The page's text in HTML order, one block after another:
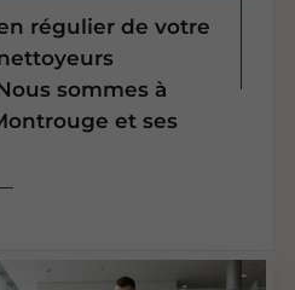
régulier de votre
sommes à
et ses